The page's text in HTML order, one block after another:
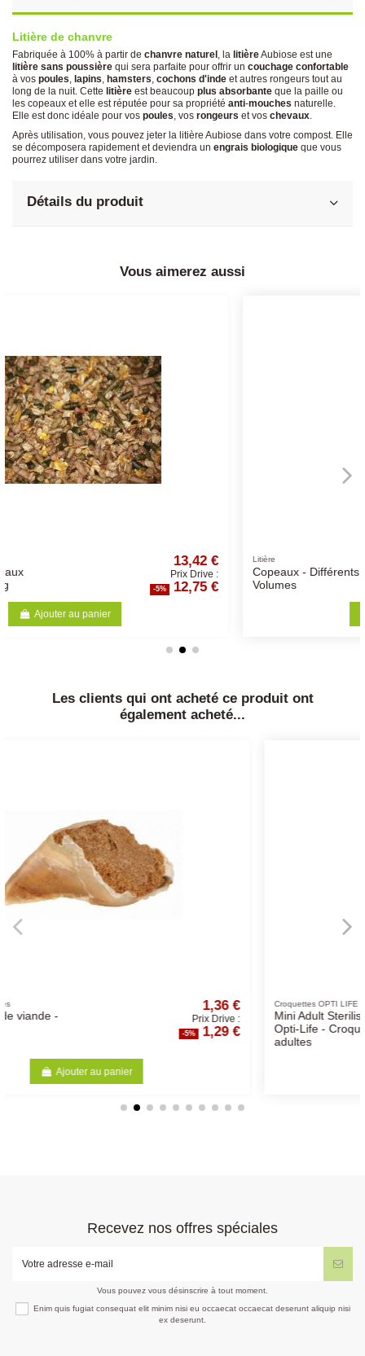
Litière de chanvre
Fabriquée à 100% à partir de chanvre naturel , la litièreAubiose est une
litière sans poussière qui sera parfaite pour offrir un couchage confortable
à vos poules lapins hamsters cochons d'inde et autres rongeurs tout au
long de la nuit. Cette litière est beaucoup plus absorbante que la paille ou
les copeaux et elle est réputée pour sa propriété anti-mouches naturelle.
Elle est donc idéale pour vos poules , vos rongeurs et vos chevaux
Après utilisation, vous pouvez jeter la litière Aubiose dans votre compost. Elle
se décomposera rapidement et deviendra un engrais biologique que vous
pourrez utiliser dans votre jardin.
Détails du produit
Vous aimerez aussi
: Prix Drive :
Les clients qui ont acheté ce produit ont
également acheté...
€
:
Mini Adult Sterilised/Light -
Opti-Life - Croquettes chiens
33,67 €
Prix Drive :
-5% 31,99 €
Recevez nos offres spéciales
Vous pouvez vous désinscrire à tout moment.
Enim quis fugiat consequat elit minim nisi eu occaecat occaecat deserunt aliquip nisi
ex deserunt.